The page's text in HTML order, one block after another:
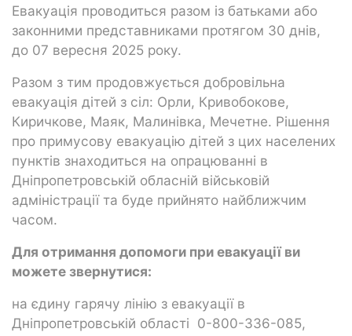
Евакуація проводиться разом із батьками або
законними представниками протягом 30 днів,
до 07 вересня 2025 року.
Разом з тим продовжується добровільна
евакуація дітей з сіл: Орли, Кривобокове,
Киричкове, Маяк, Малинівка, Мечетне. Рішення
про примусову евакуацію дітей з цих населених
пунктів знаходиться на опрацюванні в
Дніпропетровській обласній військовій
адміністрації та буде прийнято найближчим
часом.
Для отримання допомоги при евакуації ви
можете звернутися:
на єдину гарячу лінію з евакуації в
Дніпропетровській області 0-800-336-085,